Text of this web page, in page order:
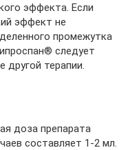
эффекта. Если
эффект не
промежутка
следует
другой терапии.
доза препарата
составляет 1-2 мл.